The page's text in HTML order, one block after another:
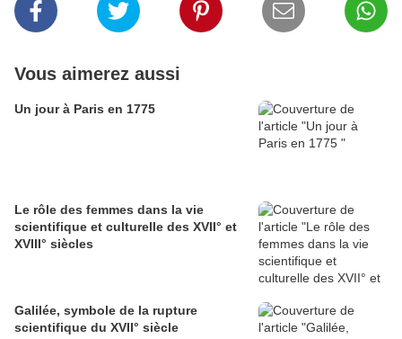
Vous aimerez aussi
Un jour à Paris en 1775
Le rôle des femmes dans la vie
scientifique et culturelle des XVII° et
XVIII° siècles
Galilée, symbole de la rupture
scientifique du XVII° siècle